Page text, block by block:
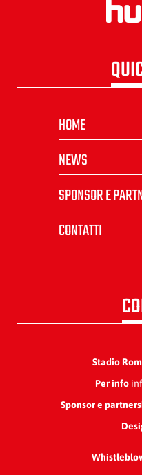
HOME
NEWS
SPONSOR E
CONTATTI
Stadio
Per info
Sponsor e